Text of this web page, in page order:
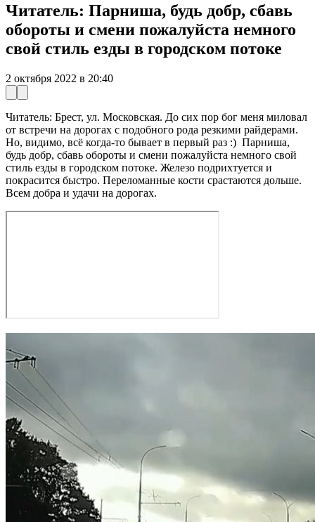
Читатель: Парниша, будь добр, сбавь
обороты и смени пожалуйста немного
свой стиль езды в городском потоке
2 октября 2022 в 20:40
Читатель: Брест, ул. Московская. До сих пор бог меня миловал
от встречи на дорогах с подобного рода резкими райдерами.
Но, видимо, всё когда-то бывает в первый раз :) Парниша,
будь добр, сбавь обороты и смени пожалуйста немного свой
стиль езды в городском потоке. Железо подрихтуется и
покрасится быстро. Переломанные кости срастаются дольше.
Всем добра и удачи на дорогах.